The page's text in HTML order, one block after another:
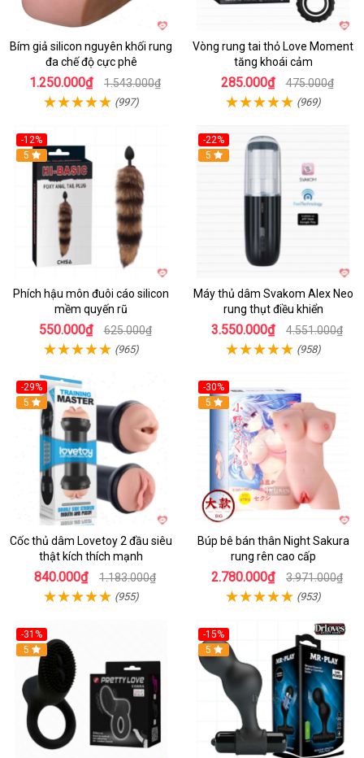
Bím giả silicon nguyên khối rung
đa chế độ cực phê
1.250.000₫ 1.543.000₫
(997)
Vòng rung tai thỏ Love Moment
tăng khoái cảm
285.000₫ 475.000₫
(969)
-12%
Hot
5
Phích hậu môn đuôi cáo silicon
mềm quyến rũ
550.000₫ 625.000₫
(965)
-22%
5
Máy thủ dâm Svakom Alex Neo
rung thụt điều khiển
3.550.000₫ 4.551.000₫
(958)
-29%
Hot
5
Cốc thủ dâm Lovetoy 2 đầu siêu
thật kích thích mạnh
840.000₫ 1.183.000₫
(955)
-30%
Hot
5
Búp bê bán thân Night Sakura
rung rên cao cấp
2.780.000₫ 3.971.000₫
(953)
-31%
5
-15%
Hot
5